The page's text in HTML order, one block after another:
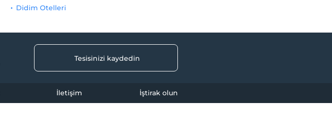
Didim Otelleri
Tesisinizi kaydedin
İletişim İştirak olun